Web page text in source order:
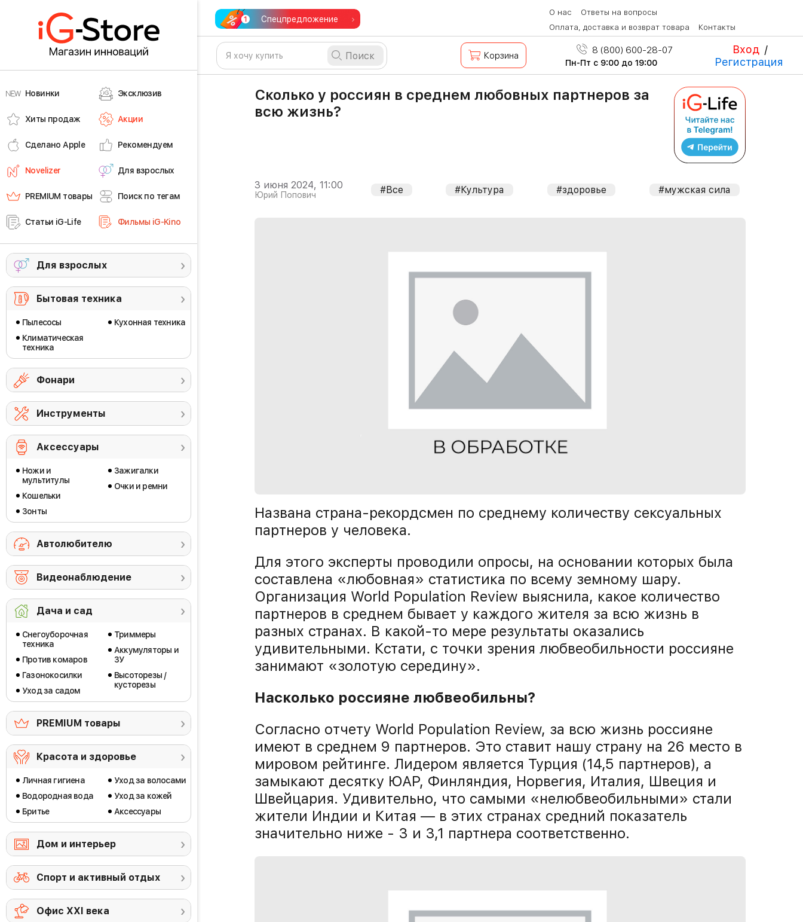
Новинки Эксклюзив
Хиты продаж Акции
Сделано Apple Рекомендуем
Novelizer Для взрослых
PREMIUM товары Поиск по тегам
Статьи iG-Life Фильмы iG-Kino
Для взрослых
Бытовая техника
Пылесосы
Климатическая
техника
Кухонная техника
Фонари
Инструменты
Аксессуары
Ножи и
мультитулы
Кошельки
Зонты
Зажигалки
Очки и ремни
Автолюбителю
Видеонаблюдение
Дача и сад
Снегоуборочная
техника
Против комаров
Газонокосилки
Уход за садом
Триммеры
Аккумуляторы и
ЗУ
Высоторезы /
кусторезы
PREMIUM товары
Красота и здоровье
Личная гигиена
Водородная вода
Бритье
Уход за волосами
Уход за кожей
Аксессуары
Дом и интерьер
Спорт и активный отдых
Офис ХХI века
Спецпредложение
О нас
Ответы на вопросы
Оплата, доставка и возврат товара
Контакты
Поиск Корзина 8 (800) 600-28-07
Пн-Пт с 9:00 до 19:00
Вход /
Регистрация
Сколько у россиян в среднем любовных партнеров за
всю жизнь?
3 июня 2024, 11:00
Юрий Попович #Все #Культура #здоровье #мужская сила
Названа страна-рекордсмен по среднему количеству сексуальных
партнеров у человека.
Для этого эксперты проводили опросы, на основании которых была
составлена «любовная» статистика по всему земному шару.
Организация World Population Review выяснила, какое количество
партнеров в среднем бывает у каждого жителя за всю жизнь в
разных странах. В какой-то мере результаты оказались
удивительными. Кстати, с точки зрения любвеобильности россияне
занимают «золотую середину».
Насколько россияне любвеобильны?
Согласно отчету World Population Review, за всю жизнь россияне
имеют в среднем 9 партнеров. Это ставит нашу страну на 26 место в
мировом рейтинге. Лидером является Турция (14,5 партнеров), а
замыкают десятку ЮАР, Финляндия, Норвегия, Италия, Швеция и
Швейцария. Удивительно, что самыми «нелюбвеобильными» стали
жители Индии и Китая — в этих странах средний показатель
значительно ниже - 3 и 3,1 партнера соответственно.